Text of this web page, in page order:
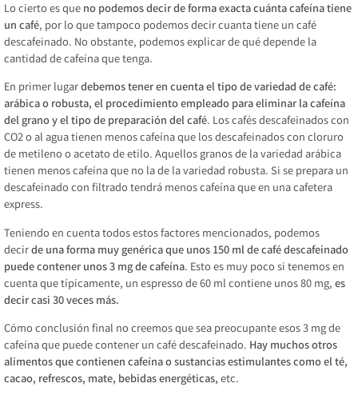
Lo cierto es queno podemos decir de forma exacta cuánta cafeína tiene
un café, por lo que tampoco podemos decir cuanta tiene un café
descafeinado. No obstante, podemos explicar de qué depende la
cantidad de cafeína que tenga.
En primer lugardebemos tener en cuenta el tipo de variedad de café:
arábica o robusta, el procedimiento empleado para eliminar la cafeína
del grano y el tipo de preparación del café. Los cafés descafeinados con
CO2 o al agua tienen menos cafeína que los descafeinados con cloruro
de metileno o acetato de etilo. Aquellos granos de la variedad arábica
tienen menos cafeína que no la de la variedad robusta. Si se prepara un
descafeinado con filtrado tendrá menos cafeína que en una cafetera
express.
Teniendo en cuenta todos estos factores mencionados, podemos
decirde una forma muy genérica que unos 150 ml de café descafeinado
puede contener unos 3 mg de cafeína. Esto es muy poco si tenemos en
cuenta que típicamente, un espresso de 60 ml contiene unos 80 mg,es
decir casi 30 veces más.
Cómo conclusión final no creemos que sea preocupante esos 3 mg de
cafeína que puede contener un café descafeinado. Hay muchos otros
alimentos que contienen cafeína o sustancias estimulantes como el té,
cacao, refrescos, mate, bebidas energéticas,etc.